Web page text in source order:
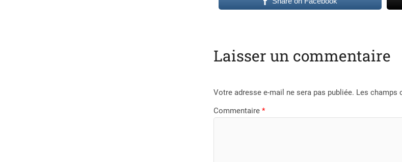
Laisser un commentaire
Votre adresse e-mail ne sera pas publiée. Les champs
Commentaire*